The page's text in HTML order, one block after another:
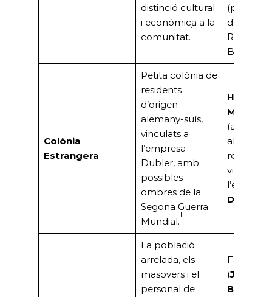
distinció cultural
i econòmica a la
comunitat.
1
de Loteria
Ramblas
Colònia
Estrangera
Petita colònia de
residents
d’origen
alemany-suís,
vinculats a
l’empresa
Dubler, amb
possibles
ombres de la
Segona Guerra
Mundial.
1
Hanno
altres
residents
vinculats
l’empresa
Dubler
La població
arrelada, els
masovers i el
personal de
Família
(Josep
Badia